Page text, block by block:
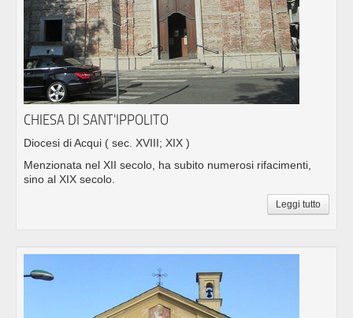
CHIESA DI SANT'IPPOLITO
Diocesi di Acqui ( sec. XVIII; XIX )
Menzionata nel XII secolo, ha subito numerosi rifacimenti,
sino al XIX secolo.
Leggi tutto